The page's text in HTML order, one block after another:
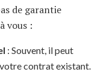
de garantie
vous :
: Souvent, il peut
contrat existant.